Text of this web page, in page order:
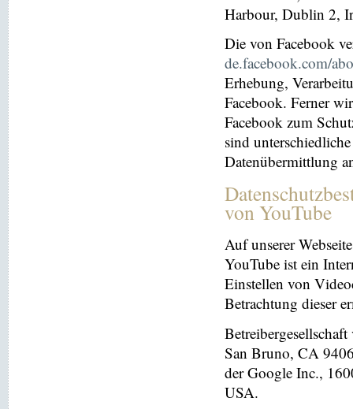
Harbour, Dublin 2,
Die von Facebook
de.facebook.com/
Erhebung,
Facebook. Ferner
Facebook zum
sind
Datenübermittlung
von YouTube
Auf unserer
YouTube ist ein
Einstellen von
Betrachtung dieser
San Bruno, CA
der Google Inc.,
USA.